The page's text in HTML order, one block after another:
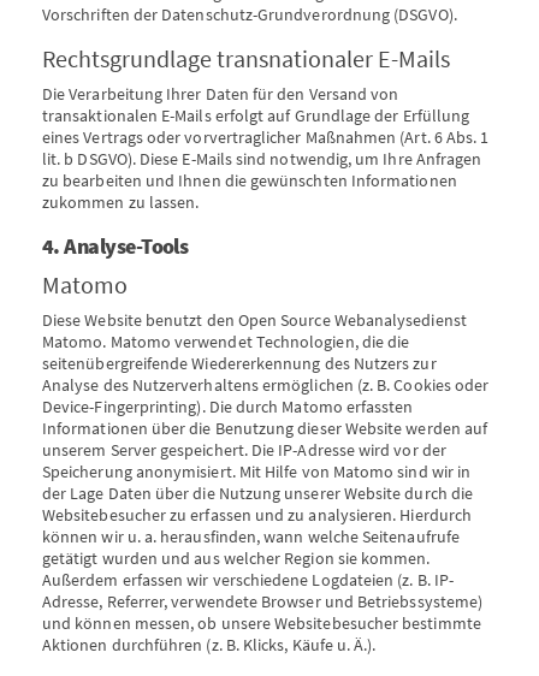
Vorschriften der Datenschutz-Grundverordnung (DSGVO).
Rechtsgrundlage transnationaler E-Mails
Die Verarbeitung Ihrer Daten für den Versand von
transaktionalen E-Mails erfolgt auf Grundlage der Erfüllung
eines Vertrags oder vorvertraglicher Maßnahmen (Art. 6 Abs. 1
lit. b DSGVO). Diese E-Mails sind notwendig, um Ihre Anfragen
zu bearbeiten und Ihnen die gewünschten Informationen
zukommen zu lassen.
4. Analyse-Tools
Matomo
Diese Website benutzt den Open Source Webanalysedienst
Matomo. Matomo verwendet Technologien, die die
seitenübergreifende Wiedererkennung des Nutzers zur
Analyse des Nutzerverhaltens ermöglichen (z. B. Cookies oder
Device-Fingerprinting). Die durch Matomo erfassten
Informationen über die Benutzung dieser Website werden auf
unserem Server gespeichert. Die IP-Adresse wird vor der
Speicherung anonymisiert. Mit Hilfe von Matomo sind wir in
der Lage Daten über die Nutzung unserer Website durch die
Websitebesucher zu erfassen und zu analysieren. Hierdurch
können wir u. a. herausfinden, wann welche Seitenaufrufe
getätigt wurden und aus welcher Region sie kommen.
Außerdem erfassen wir verschiedene Logdateien (z. B. IP-
Adresse, Referrer, verwendete Browser und Betriebssysteme)
und können messen, ob unsere Websitebesucher bestimmte
Aktionen durchführen (z. B. Klicks, Käufe u. Ä.).